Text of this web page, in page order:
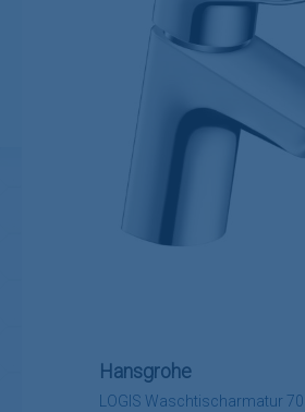
LOGIS Waschtischarmatur 70
Hansgrohe